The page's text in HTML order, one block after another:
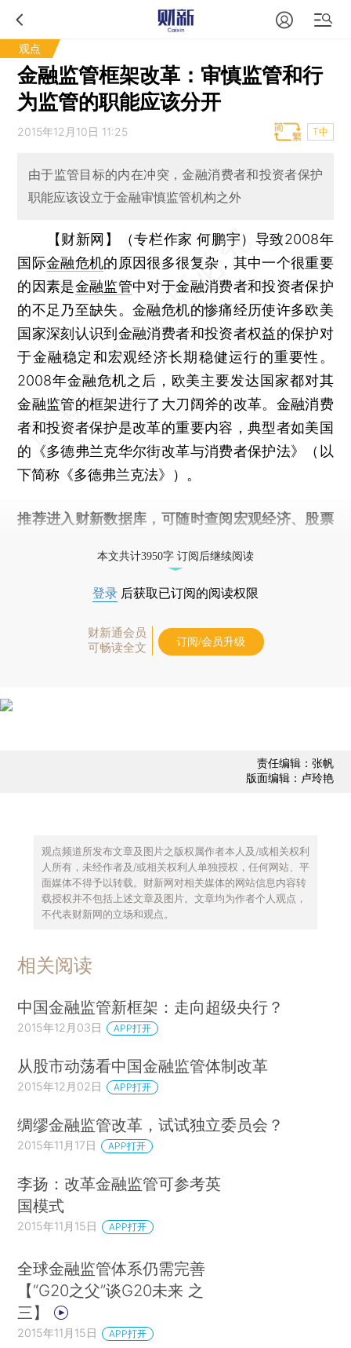
观点
金融监管框架改革：审慎监管和行
为监管的职能应该分开
2015年12月10日 11:25 T中
由于监管目标的内在冲突，金融消费者和投资者保护
职能应该设立于金融审慎监管机构之外
【财新网】（专栏作家 何鹏宇） 导致2008年
国际金融危机的原因很多很复杂，其中一个很重要
的因素是金融监管中对于金融消费者和投资者保护
的不足乃至缺失。金融危机的惨痛经历使许多欧美
国家深刻认识到金融消费者和投资者权益的保护对
于金融稳定和宏观经济长期稳健运行的重要性。
2008年金融危机之后，欧美主要发达国家都对其
金融监管的框架进行了大刀阔斧的改革。金融消费
者和投资者保护是改革的重要内容，典型者如美国
的《多德弗兰克华尔街改革与消费者保护法》（以
下简称《多德弗兰克法》）。
推荐进入 财新数据库 ，可随时查阅宏观经济、股票
本文共计3950字 订阅后继续阅读
登录 后获取已订阅的阅读权限
财新通会员
可畅读全文
订阅/会员升级
责任编辑：张帆
版面编辑：卢玲艳
观点频道所发布文章及图片之版权属作者本人及/或相关权利
人所有，未经作者及/或相关权利人单独授权，任何网站、平
面媒体不得予以转载。财新网对相关媒体的网站信息内容转
载授权并不包括上述文章及图片。文章均为作者个人观点，
不代表财新网的立场和观点。
相关阅读
中国金融监管新框架：走向超级央行？
2015年12月03日 APP打开
从股市动荡看中国金融监管体制改革
2015年12月02日 APP打开
绸缪金融监管改革，试试独立委员会？
2015年11月17日 APP打开
李扬：改革金融监管可参考英
国模式
2015年11月15日 APP打开
全球金融监管体系仍需完善
【“G20之父”谈G20未来 之
三】
2015年11月15日 APP打开